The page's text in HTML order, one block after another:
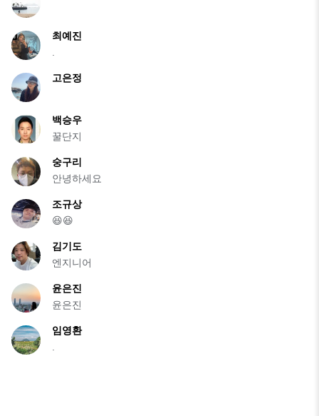
최예진
고은정
백승우
꿀단지
숭구리
안녕하세요
조규상
😆😆
김기도
엔지니어
윤은진
윤은진
임영환